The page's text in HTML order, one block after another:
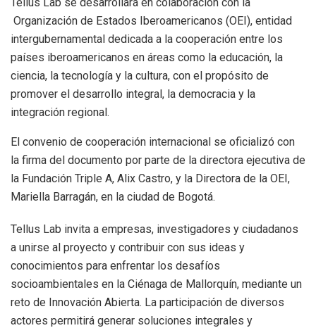
Organización de Estados Iberoamericanos (OEI), entidad
intergubernamental dedicada a la cooperación entre los
países iberoamericanos en áreas como la educación, la
ciencia, la tecnología y la cultura, con el propósito de
promover el desarrollo integral, la democracia y la
integración regional.
El convenio de cooperación internacional se oficializó con
la firma del documento por parte de la directora ejecutiva de
la Fundación Triple A, Alix Castro, y la Directora de la OEI,
Mariella Barragán, en la ciudad de Bogotá.
Tellus Lab invita a empresas, investigadores y ciudadanos
a unirse al proyecto y contribuir con sus ideas y
conocimientos para enfrentar los desafíos
socioambientales en la Ciénaga de Mallorquín, mediante un
reto de Innovación Abierta. La participación de diversos
actores permitirá generar soluciones integrales y